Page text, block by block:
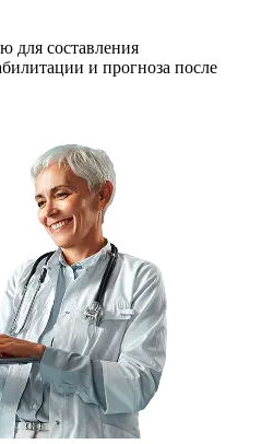
для составления
и прогноза после